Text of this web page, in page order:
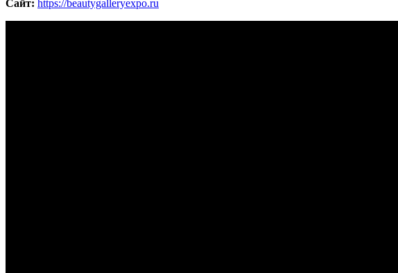
Сайт: https://beautygalleryexpo.ru